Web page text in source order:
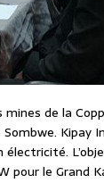
de la
Kipay
électricité.
pour le Grand